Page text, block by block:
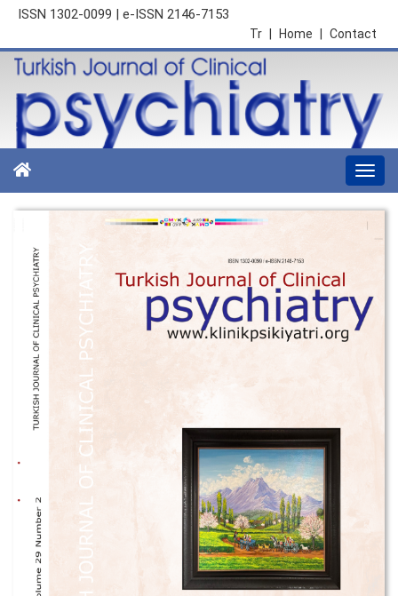
ISSN 1302-0099 | e-ISSN 2146-7153
Contact
Home
Tr